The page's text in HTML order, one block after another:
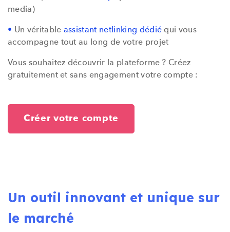
media)
• Un véritable assistant netlinking dédiéqui vous
accompagne tout au long de votre projet
Vous souhaitez découvrir la plateforme ?Créez
gratuitement et sans engagementvotre compte :
Créer votre compte
Un outil innovant et unique sur
le marché